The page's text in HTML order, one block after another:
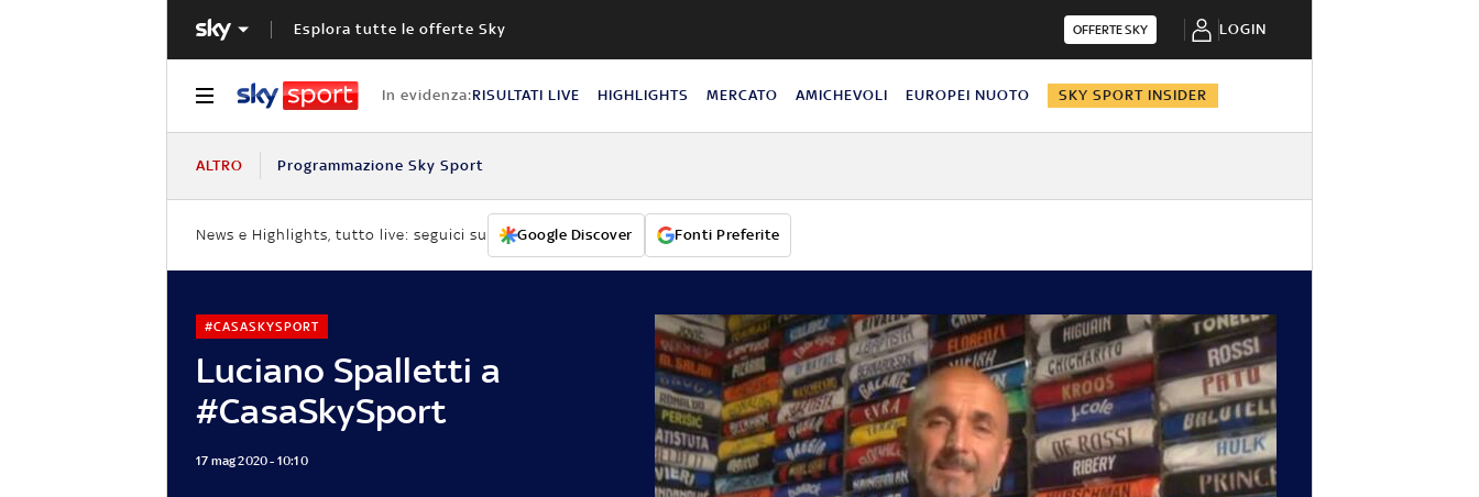
Esplora tutte le offerte Sky OFFERTE SKY LOGIN
In evidenza:RISULTATI LIVE HIGHLIGHTS MERCATO AMICHEVOLI EUROPEI NUOTO SKY SPORT INSIDER
ALTRO Programmazione Sky Sport
News e Highlights, tutto live: seguici su Google Discover Fonti Preferite
Luciano Spalletti a
#CasaSkySport
#CASASKYSPORT
17 mag 2020 - 10:10